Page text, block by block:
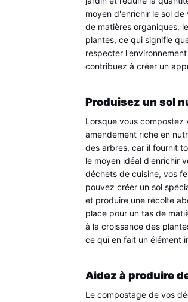
moyen d'enrichir le sol
de matières organiques,
plantes, ce qui signifie
respecter
contribuez à créer un
Produisez un sol
Lorsque vous compostez
amendement riche en
des arbres, car il fournit
le moyen idéal d'enrichir
déchets de cuisine, vos
pouvez créer un sol
et produire une récolte
place pour un tas de
à la croissance des
ce qui en fait un élément
Aidez à produire
Le compostage de vos